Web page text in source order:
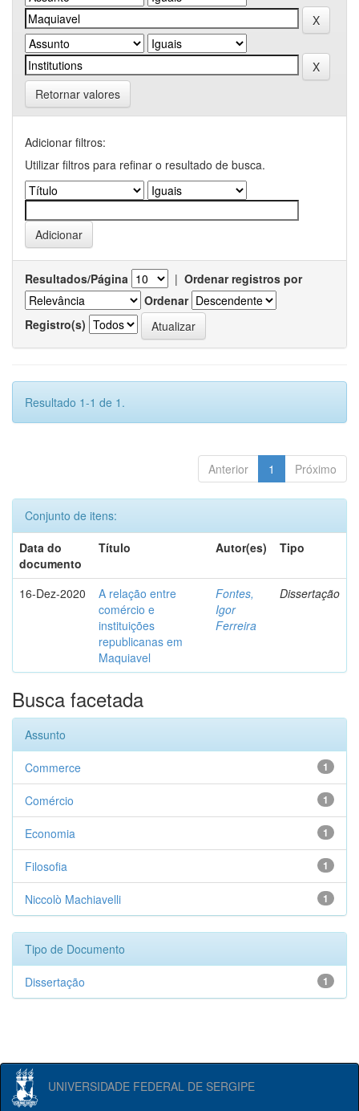
Retornar valores
Adicionar filtros:
Utilizar filtros para refinar o resultado de busca.
Resultados/Página | Ordenar registros por
Ordenar
Registro(s)
Resultado 1-1 de 1.
Anterior 1 Próximo
Conjunto de itens:
Data do
documento
Título Autor(es) Tipo
16-Dez-2020
A relação entre
comércio e
instituições
republicanas em
Maquiavel
Fontes,
Igor
Ferreira
Dissertação
Busca facetada
Assunto
1
Commerce
1
Comércio
1
Economia
1
Filosofia
1
Niccolò Machiavelli
Tipo de Documento
1
Dissertação
UNIVERSIDADE FEDERAL DE SERGIPE